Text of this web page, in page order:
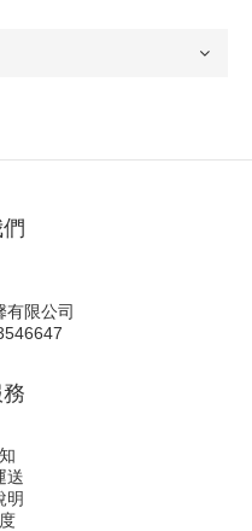
有限公司
送
明